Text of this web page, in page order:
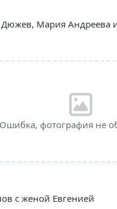
Мария Андреева
Ошибка, фотография не
с женой Евгенией